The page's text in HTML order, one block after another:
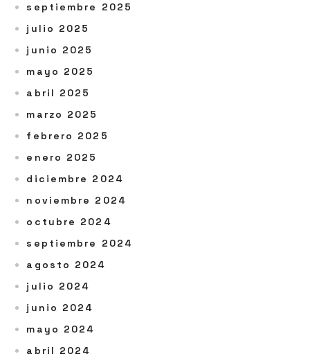
septiembre 2025
julio 2025
junio 2025
mayo 2025
abril 2025
marzo 2025
febrero 2025
enero 2025
diciembre 2024
noviembre 2024
octubre 2024
septiembre 2024
agosto 2024
julio 2024
junio 2024
mayo 2024
abril 2024